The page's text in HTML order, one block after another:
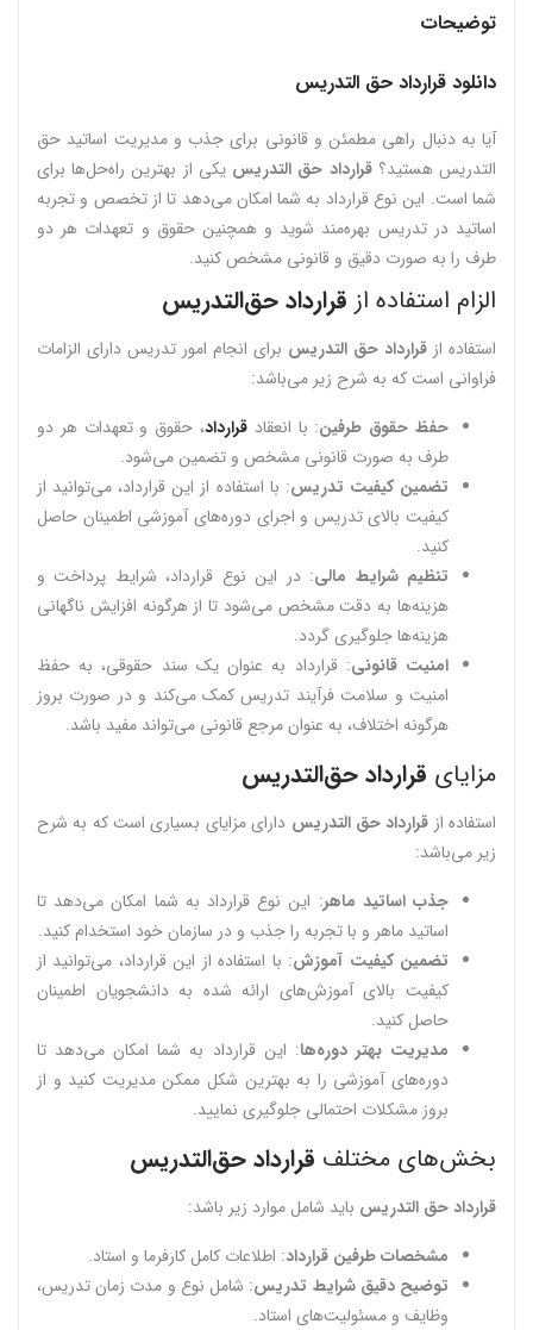
توضیحات
دانلود قرارداد حق التدریس
آیا به دنبال راهی مطمئن و قانونی برای جذب و مدیریت اساتید حق
التدریس هستید؟قرارداد حق التدریس یکی از بهترین راه‌حل‌ها برای
شما است. این نوع قرارداد به شما امکان می‌دهد تا از تخصص و تجربه
اساتید در تدریس بهره‌مند شوید و همچنین حقوق و تعهدات هر دو
طرف را به صورت دقیق و قانونی مشخص کنید.
الزام استفاده از قرارداد حق‌التدریس
استفاده از قرارداد حق التدریس برای انجام امور تدریس دارای الزامات
فراوانی است که به شرح زیر می‌باشد:
حفظ حقوق طرفین: با انعقاد قرارداد، حقوق و تعهدات هر دو
طرف به صورت قانونی مشخص و تضمین می‌شود.
تضمین کیفیت تدریس: با استفاده از این قرارداد، می‌توانید از
کیفیت بالای تدریس و اجرای دوره‌های آموزشی اطمینان حاصل
کنید.
تنظیم شرایط مالی: در این نوع قرارداد، شرایط پرداخت و
هزینه‌ها به دقت مشخص می‌شود تا از هرگونه افزایش ناگهانی
هزینه‌ها جلوگیری گردد.
امنیت قانونی: قرارداد به عنوان یک سند حقوقی، به حفظ
امنیت و سلامت فرآیند تدریس کمک می‌کند و در صورت بروز
هرگونه اختلاف، به عنوان مرجع قانونی می‌تواند مفید باشد.
مزایای قرارداد حق‌التدریس
استفاده از قرارداد حق التدریس دارای مزایای بسیاری است که به شرح
زیر می‌باشد:
جذب اساتید ماهر: این نوع قرارداد به شما امکان می‌دهد تا
اساتید ماهر و با تجربه را جذب و در سازمان خود استخدام کنید.
تضمین کیفیت آموزش: با استفاده از این قرارداد، می‌توانید از
کیفیت بالای آموزش‌های ارائه شده به دانشجویان اطمینان
حاصل کنید.
مدیریت بهتر دوره‌ها: این قرارداد به شما امکان می‌دهد تا
دوره‌های آموزشی را به بهترین شکل ممکن مدیریت کنید و از
بروز مشکلات احتمالی جلوگیری نمایید.
بخش‌های مختلف قرارداد حق‌التدریس
قرارداد حق التدریس باید شامل موارد زیر باشد:
مشخصات طرفین قرارداد: اطلاعات کامل کارفرما و استاد.
توضیح دقیق شرایط تدریس: شامل نوع و مدت زمان تدریس،
وظایف و مسئولیت‌های استاد.